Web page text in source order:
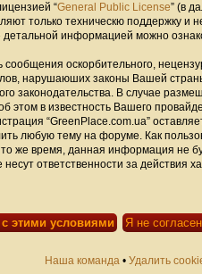
“General Public License” (в
только техническю поддержку
информацией можно
оскорбительного,
нарушаюших законы Вашей
законодательства. В случае
этом в известность Вашего
“GreenPlace.com.ua”
любую тему на форуме. Как
же время, данная информация не
ответственности за действия
Наша команда • Удалить